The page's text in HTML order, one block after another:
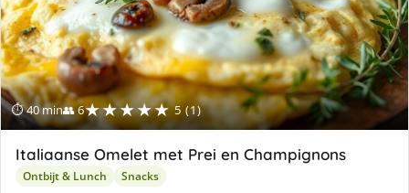
⏱ 40 min👥 6★★★★★ 5 (1)
Italiaanse Omelet met Prei en Champignons
Ontbijt & Lunch Snacks